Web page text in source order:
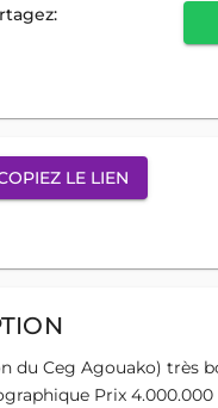
LE LIEN
du Ceg Agouako)
Prix